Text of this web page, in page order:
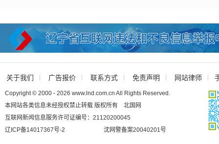
关于我们 广告报价 联系方式 免责声明 网站律师
Copyright © 2000 - 2026 www.lnd.com.cn All Rights Reserved.
本网站各类信息未经授权禁止转载 版权所有 北国网
互联网新闻信息服务许可证编号：21120200045
辽ICP备14017367号-2
沈网警备案20040201号